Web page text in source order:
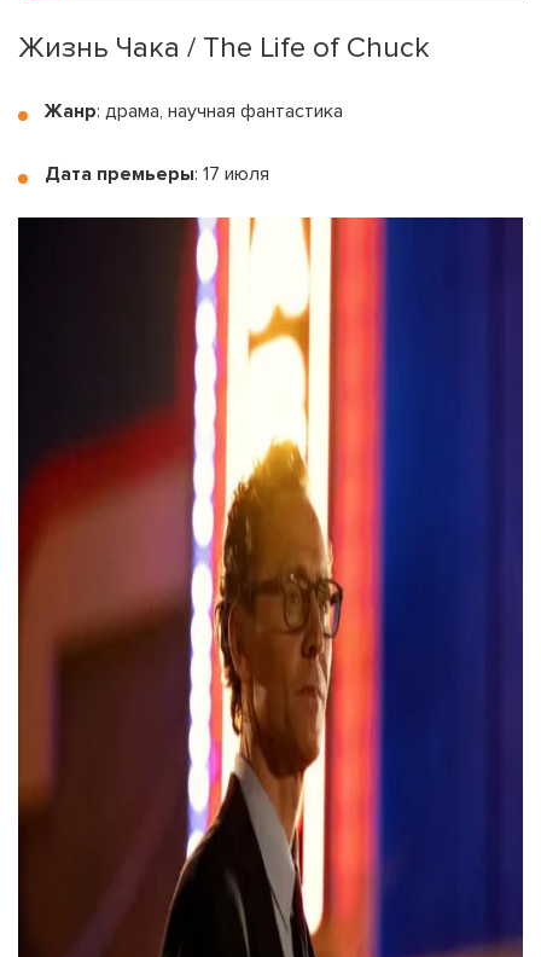
Жизнь Чака / The Life of Chuck
Жанр: драма, научная фантастика
Дата премьеры: 17 июля